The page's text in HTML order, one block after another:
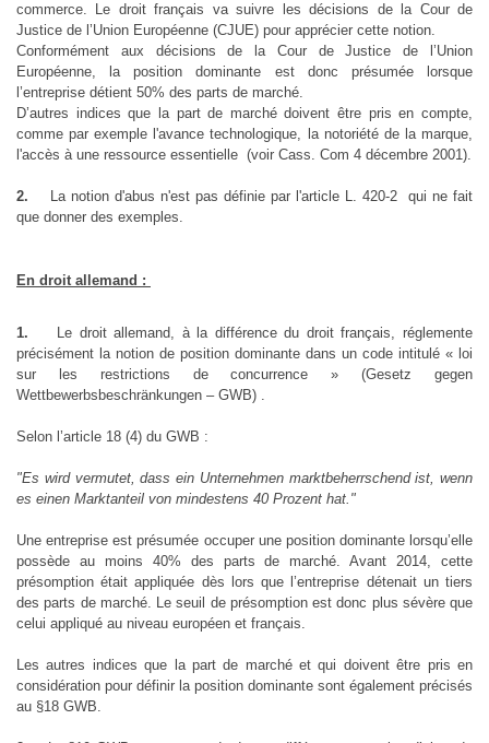
commerce. Le droit français va suivre les décisions de la Cour de
Justice de l’Union Européenne (CJUE) pour apprécier cette notion.
Conformément aux décisions de la Cour de Justice de l’Union
Européenne, la position dominante est donc présumée lorsque
l’entreprise détient 50% des parts de marché.
D’autres indices que la part de marché doivent être pris en compte,
comme par exemple l'avance technologique, la notoriété de la marque,
l'accès à une ressource essentielle (voir Cass. Com 4 décembre 2001).
2.
La notion d'abus n'est pas définie par l'article L. 420-2 qui ne fait
que donner des exemples.
En droit allemand :
1.
Le droit allemand, à la différence du droit français, réglemente
précisément la notion de position dominante dans un code intitulé « loi
sur les restrictions de concurrence » (Gesetz gegen
Wettbewerbsbeschränkungen – GWB) .
Selon l’article 18 (4) du GWB :
"Es wird vermutet, dass ein Unternehmen marktbeherrschend ist, wenn
es einen Marktanteil von mindestens 40 Prozent hat."
Une entreprise est présumée occuper une position dominante lorsqu’elle
possède au moins 40% des parts de marché. Avant 2014, cette
présomption était appliquée dès lors que l’entreprise détenait un tiers
des parts de marché. Le seuil de présomption est donc plus sévère que
celui appliqué au niveau européen et français.
Les autres indices que la part de marché et qui doivent être pris en
considération pour définir la position dominante sont également précisés
au §18 GWB.